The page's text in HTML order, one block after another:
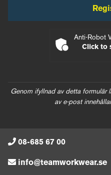
Anti-Robot
Click to
Genom ifyllnad av detta formulär
av e-post
08-685 67 00
info@teamworkwear.se